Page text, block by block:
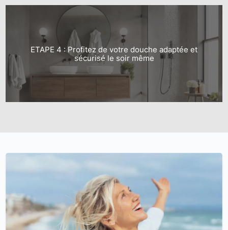
ETAPE 4 : Profitez de votre douche adaptée et
sécurisé le soir même